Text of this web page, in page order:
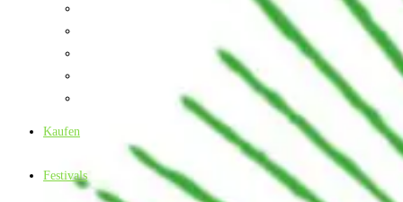
Kaufen
Festivals